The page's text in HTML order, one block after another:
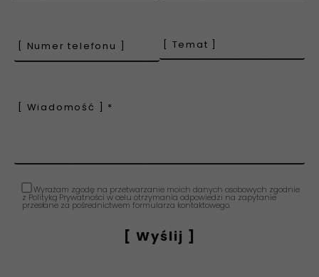
Wyrażam zgodę na przetwarzanie moich danych osobowych zgodnie
z Polityką Prywatności w celu otrzymania odpowiedzi na zapytanie
przesłane za pośrednictwem formularza kontaktowego.